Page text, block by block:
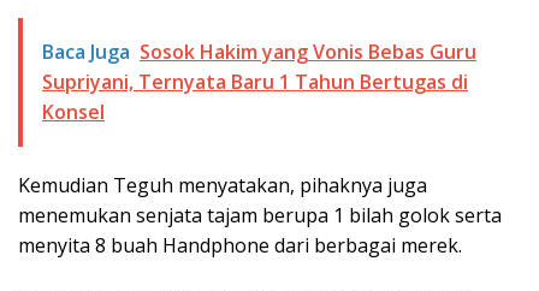
Baca Juga Sosok Hakim yang Vonis Bebas Guru
Supriyani, Ternyata Baru 1 Tahun Bertugas di
Konsel
Kemudian Teguh menyatakan, pihaknya juga
menemukan senjata tajam berupa 1 bilah golok serta
menyita 8 buah Handphone dari berbagai merek.